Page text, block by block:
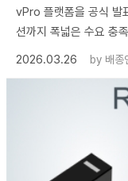
vPro 플랫폼을 공식 발
션까지 폭넓은 수요 충
2026.03.26
by 배종